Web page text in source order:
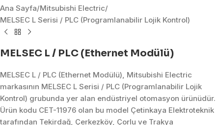
Ana Sayfa/Mitsubishi Electric/
MELSEC L Serisi / PLC (Programlanabilir Lojik Kontrol)
MELSEC L / PLC (Ethernet Modülü)
MELSEC L / PLC (Ethernet Modülü), Mitsubishi Electric
markasının MELSEC L Serisi / PLC (Programlanabilir Lojik
Kontrol) grubunda yer alan endüstriyel otomasyon ürünüdür.
Ürün kodu CET-11976 olan bu model Çetinkaya Elektroteknik
tarafından Tekirdağ, Çerkezköy, Çorlu ve Trakya